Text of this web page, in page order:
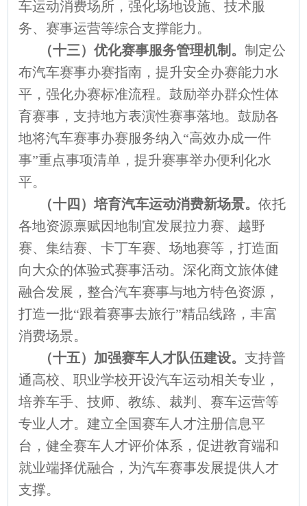
车运动消费场所，强化场地设施、技术服
务、赛事运营等综合支撑能力。
（十三）优化赛事服务管理机制。制定公
布汽车赛事办赛指南，提升安全办赛能力水
平，强化办赛标准流程。鼓励举办群众性体
育赛事，支持地方表演性赛事落地。鼓励各
地将汽车赛事办赛服务纳入“高效办成一件
事”重点事项清单，提升赛事举办便利化水
平。
（十四）培育汽车运动消费新场景。依托
各地资源禀赋因地制宜发展拉力赛、越野
赛、集结赛、卡丁车赛、场地赛等，打造面
向大众的体验式赛事活动。深化商文旅体健
融合发展，整合汽车赛事与地方特色资源，
打造一批“跟着赛事去旅行”精品线路，丰富
消费场景。
（十五）加强赛车人才队伍建设。支持普
通高校、职业学校开设汽车运动相关专业，
培养车手、技师、教练、裁判、赛车运营等
专业人才。建立全国赛车人才注册信息平
台，健全赛车人才评价体系，促进教育端和
就业端择优融合，为汽车赛事发展提供人才
支撑。